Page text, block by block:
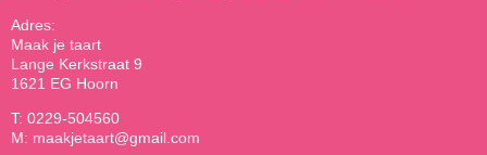
Adres:
Maak je taart
Lange Kerkstraat 9
1621 EG Hoorn
T: 0229-504560
M: maakjetaart@gmail.com